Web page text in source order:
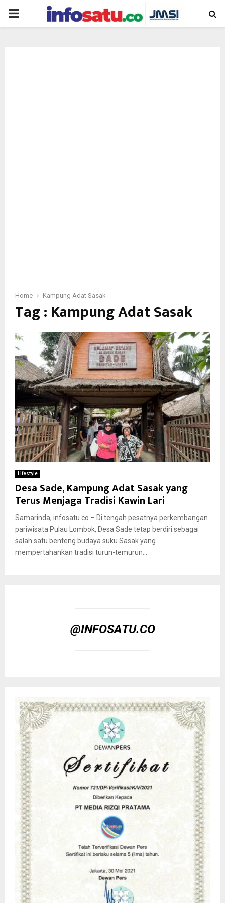
PRIMARY
Home Kampung Adat Sasak
Tag : Kampung Adat Sasak
Lifestyle
Desa Sade, Kampung Adat Sasak yang
Terus Menjaga Tradisi Kawin Lari
Samarinda, infosatu.co – Di tengah pesatnya perkembangan
pariwisata Pulau Lombok, Desa Sade tetap berdiri sebagai
salah satu benteng budaya suku Sasak yang
mempertahankan tradisi turun-temurun....
@INFOSATU.CO